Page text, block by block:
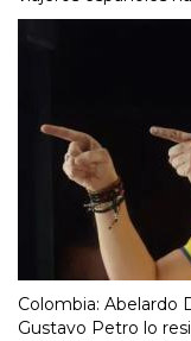
Colombia: Abelardo
Gustavo Petro lo